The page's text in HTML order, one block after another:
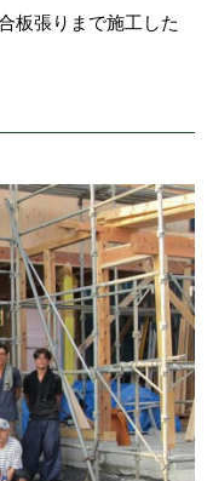
板張りまで施工した